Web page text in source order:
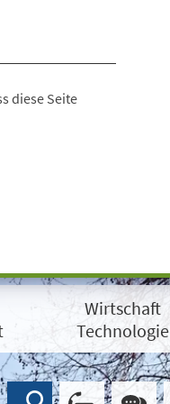
diese Seite
Wirtschaft
Technologie